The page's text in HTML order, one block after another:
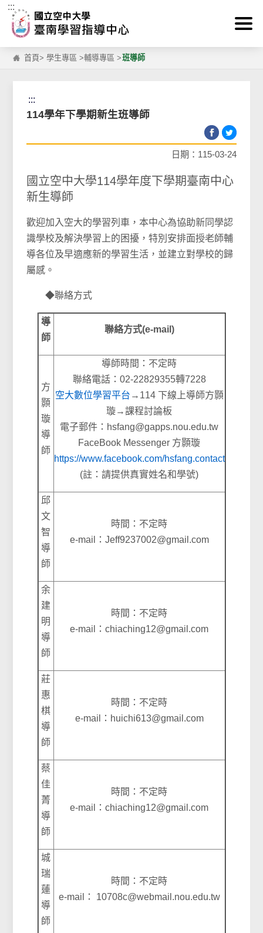
跳到主要內容區塊
:::
首頁>學生專區 >輔導專區 >班導師
:::
114學年下學期新生班導師
日期：115-03-24
國立空中大學114學年度下學期臺南中心
新生導師
歡迎加入空大的學習列車，本中心為協助新同學認
識學校及解決學習上的困擾，特別安排面授老師輔
導各位及早適應新的學習生活，並建立對學校的歸
屬感。
◆聯絡方式
導
師
聯絡方式(e-mail)
方
顥
璇
導
師
導師時間：不定時
聯絡電話：02-22829355轉7228
空大數位學習平台 →114 下線上導師方顥
璇→課程討論板
電子郵件：hsfang@gapps.nou.edu.tw
FaceBook Messenger 方顥璇
https://www.facebook.com/hsfang.contact
(註：請提供真實姓名和學號)
邱
文
智
導
師
時間： 不定時
e-mail：Jeff9237002@gmail.com
余
建
明
導
師
時間：不定時
e-mail：chiaching12@gmail.com
莊
惠
棋
導
師
時間：不定時
e-mail：huichi613@gmail.com
蔡
佳
菁
導
師
時間：不定時
e-mail：chiaching12@gmail.com
城
瑞
蓮
導
師
時間：不定時
e-mail： 10708c@webmail.nou.edu.tw